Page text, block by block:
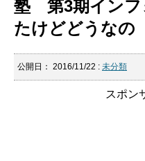
塾 第3期インフ
たけどどうなの
公開日： 2016/11/22 : 未分類
スポン